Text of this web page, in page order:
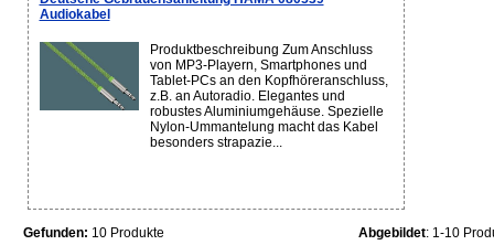
Audiokabel
Produktbeschreibung Zum Anschluss
von MP3-Playern, Smartphones und
Tablet-PCs an den Kopfhöreranschluss,
z.B. an Autoradio. Elegantes und
robustes Aluminiumgehäuse. Spezielle
Nylon-Ummantelung macht das Kabel
besonders strapazie...
Gefunden: 10 Produkte Abgebildet: 1-10